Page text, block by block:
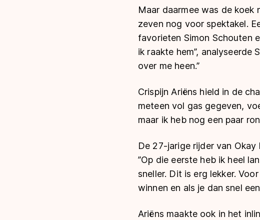
Maar daarmee was de koek
zeven nog voor spektakel.
favorieten Simon Schouten
ik raakte hem’’,
over me heen.’’
Crispijn Ariëns hield in de
meteen vol gas gegeven,
maar ik heb nog een paar
De 27-jarige rijder van
’’Op die eerste heb ik heel
sneller. Dit is erg lekker.
winnen en als je dan snel
Ariëns maakte ook in het